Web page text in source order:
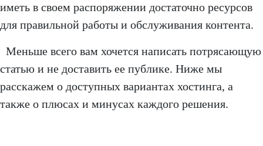
иметь в своем распоряжении достаточно ресурсов
для правильной работы и обслуживания контента.
Меньше всего вам хочется написать потрясающую
статью и не доставить ее публике. Ниже мы
расскажем о доступных вариантах хостинга, а
также о плюсах и минусах каждого решения.